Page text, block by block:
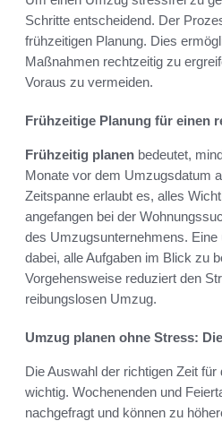
Schritte entscheidend. Der
frühzeitigen Planung. Dies
Maßnahmen rechtzeitig zu
Voraus zu vermeiden.
Frühzeitige Planung für einen
Frühzeitig planen bedeutet,
Monate vor dem Umzugsdatum
Zeitspanne erlaubt es, alles
angefangen bei der
des Umzugsunternehmens.
dabei, alle Aufgaben im Blick zu
Vorgehensweise reduziert den
reibungslosen Umzug.
Umzug planen ohne Stress:
Die Auswahl der richtigen Zeit
wichtig. Wochenenden und
nachgefragt und können zu